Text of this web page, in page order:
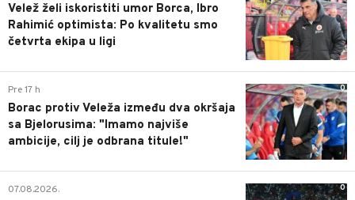
Velež želi iskoristiti umor Borca, Ibro
Rahimić optimista: Po kvalitetu smo
četvrta ekipa u ligi
0
Pre 17 h
Borac protiv Veleža između dva okršaja
sa Bjelorusima: "Imamo najviše
ambicije, cilj je odbrana titule!"
0
07.08.2026.